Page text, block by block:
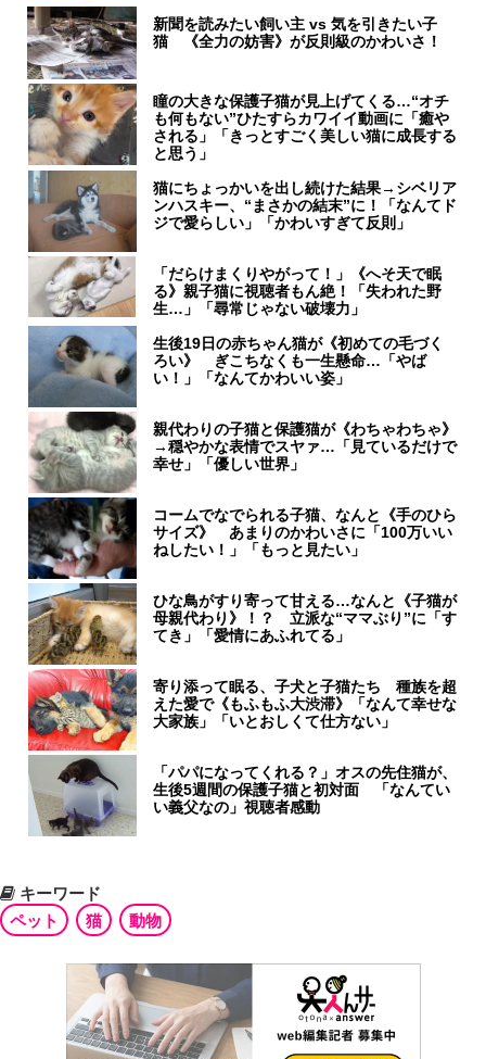
新聞を読みたい飼い主 vs 気を引きたい子
猫 《全力の妨害》が反則級のかわいさ！
瞳の大きな保護子猫が見上げてくる…“オチ
も何もない”ひたすらカワイイ動画に「癒や
される」「きっとすごく美しい猫に成長する
と思う」
猫にちょっかいを出し続けた結果→シベリア
ンハスキー、“まさかの結末”に！「なんてド
ジで愛らしい」「かわいすぎて反則」
「だらけまくりやがって！」《へそ天で眠
る》親子猫に視聴者もん絶！「失われた野
生…」「尋常じゃない破壊力」
生後19日の赤ちゃん猫が《初めての毛づく
ろい》 ぎこちなくも一生懸命…「やば
い！」「なんてかわいい姿」
親代わりの子猫と保護猫が《わちゃわちゃ》
→穏やかな表情でスヤァ…「見ているだけで
幸せ」「優しい世界」
コームでなでられる子猫、なんと《手のひら
サイズ》 あまりのかわいさに「100万いい
ねしたい！」「もっと見たい」
ひな鳥がすり寄って甘える…なんと《子猫が
母親代わり》！？ 立派な“ママぶり”に「す
てき」「愛情にあふれてる」
寄り添って眠る、子犬と子猫たち 種族を超
えた愛で《もふもふ大渋滞》「なんて幸せな
大家族」「いとおしくて仕方ない」
「パパになってくれる？」オスの先住猫が、
生後5週間の保護子猫と初対面 「なんてい
い義父なの」視聴者感動
キーワード
ペット
猫 動物